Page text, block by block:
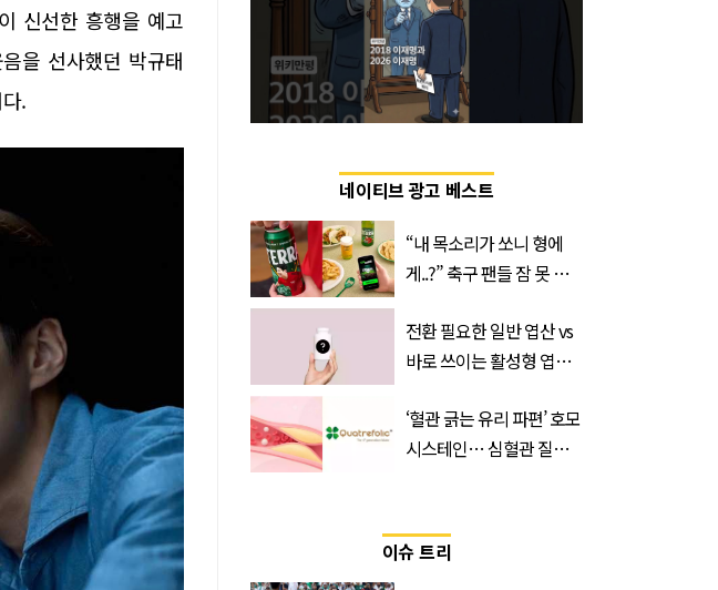
신선한 흥행을 예고
을 선사했던 박규태
.
네이티브 광고 베스트
“내 목소리가 쏘니 형에
게..?” 축구 팬들 잠 못 들
트
전환 필요한 일반 엽산 vs
바로 쓰이는 활성형 엽
‘Quatrefolic®’ 주목
‘혈관 긁는 유리 파편’ 호모
시스테인… 심혈관 질환
이슈 트리